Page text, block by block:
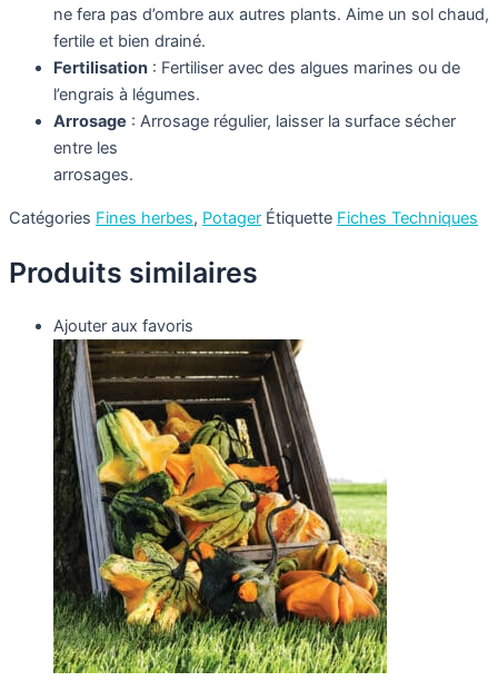
ne fera pas d’ombre aux autres plants. Aime un sol chaud,
fertile et bien drainé.
Fertilisation : Fertiliser avec des algues marines ou de
l’engrais à légumes.
Arrosage : Arrosage régulier, laisser la surface sécher
entre les
arrosages.
Catégories Fines herbes, Potager Étiquette Fiches Techniques
Produits similaires
Ajouter aux favoris